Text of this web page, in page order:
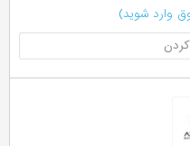
وارد شوید)